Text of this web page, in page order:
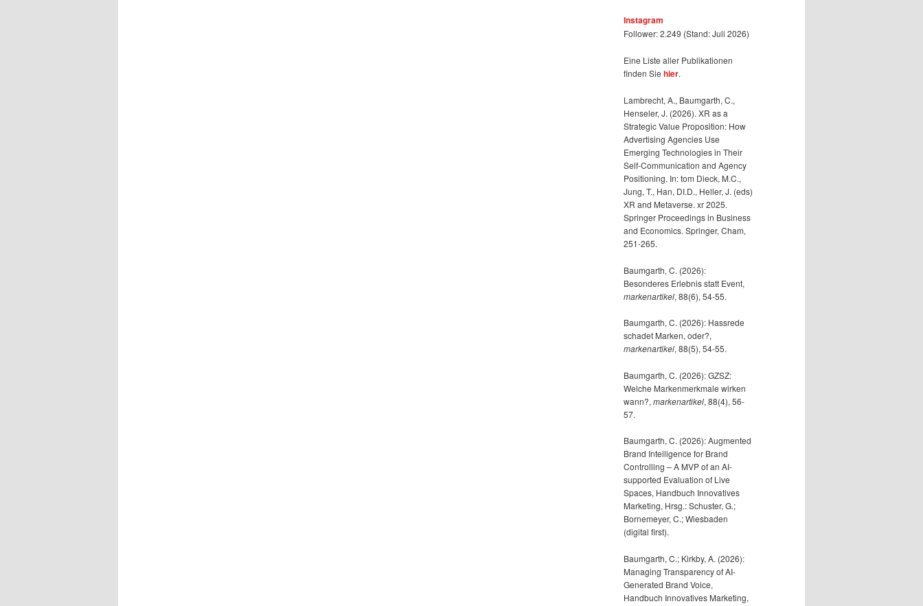
Instagram
Follower: 2.249 (Stand: Juli 2026)
Eine Liste aller Publikationen
finden Sie hier.
Lambrecht, A., Baumgarth, C.,
Henseler, J. (2026). XR as a
Strategic Value Proposition: How
Advertising Agencies Use
Emerging Technologies in Their
Self-Communication and Agency
Positioning. In: tom Dieck, M.C.,
Jung, T., Han, DI.D., Heller, J. (eds)
XR and Metaverse. xr 2025.
Springer Proceedings in Business
and Economics. Springer, Cham,
251-265.
Baumgarth, C. (2026):
Besonderes Erlebnis statt Event,
markenartikel, 88(6), 54-55.
Baumgarth, C. (2026): Hassrede
schadet Marken, oder?,
markenartikel, 88(5), 54-55.
Baumgarth, C. (2026): GZSZ:
Welche Markenmerkmale wirken
wann?, markenartikel, 88(4), 56-
57.
Baumgarth, C. (2026): Augmented
Brand Intelligence for Brand
Controlling – A MVP of an AI-
supported Evaluation of Live
Spaces, Handbuch Innovatives
Marketing, Hrsg.: Schuster, G.;
Bornemeyer, C.; Wiesbaden
(digital first).
Baumgarth, C.; Kirkby, A. (2026):
Managing Transparency of AI-
Generated Brand Voice,
Handbuch Innovatives Marketing,